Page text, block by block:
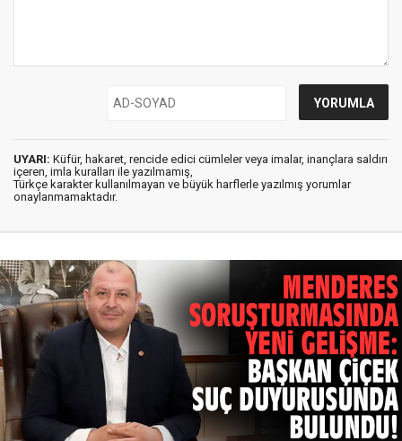
UYARI: Küfür, hakaret, rencide edici cümleler veya imalar, inançlara saldırı
içeren, imla kuralları ile yazılmamış,
Türkçe karakter kullanılmayan ve büyük harflerle yazılmış yorumlar
onaylanmamaktadır.